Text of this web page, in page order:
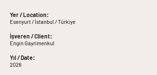
Yer / Location:
Esenyurt / İstanbul / Türkiye
İşveren / Client:
Engin Gayrimenkul
Yıl / Date:
2026